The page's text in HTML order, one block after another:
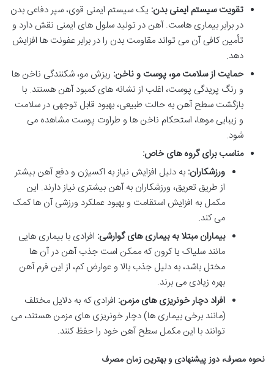
تقویت سیستم ایمنی بدن: یک سیستم ایمنی قوی، سپر دفاعی بدن
در برابر بیماری هاست. آهن در تولید سلول های ایمنی نقش دارد و
تأمین کافی آن می تواند مقاومت بدن را در برابر عفونت ها افزایش
دهد.
حمایت از سلامت مو، پوست و ناخن: ریزش مو، شکنندگی ناخن ها
و رنگ پریدگی پوست، اغلب از نشانه های کمبود آهن هستند. با
بازگشت سطح آهن به حالت طبیعی، بهبود قابل توجهی در سلامت
و زیبایی موها، استحکام ناخن ها و طراوت پوست مشاهده می
شود.
مناسب برای گروه های خاص:
ورزشکاران: به دلیل افزایش نیاز به اکسیژن و دفع آهن بیشتر
از طریق تعریق، ورزشکاران به آهن بیشتری نیاز دارند. این
مکمل به افزایش استقامت و بهبود عملکرد ورزشی آن ها کمک
می کند.
بیماران مبتلا به بیماری های گوارشی: افرادی با بیماری هایی
مانند سلیاک یا کرون که ممکن است جذب آهن در آن ها
مختل باشد، به دلیل جذب بالا و عوارض کم، از این فرم آهن
بهره زیادی می برند.
افراد دچار خونریزی های مزمن: افرادی که به دلایل مختلف
(مانند برخی بیماری ها) دچار خونریزی های مزمن هستند، می
توانند با این مکمل سطح آهن خود را حفظ کنند.
نحوه مصرف، دوز پیشنهادی و بهترین زمان مصرف